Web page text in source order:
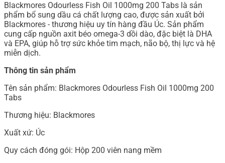
Blackmores Odourless Fish Oil 1000mg 200 Tabs là sản
phẩm bổ sung dầu cá chất lượng cao, được sản xuất bởi
Blackmores - thương hiệu uy tín hàng đầu Úc. Sản phẩm
cung cấp nguồn axit béo omega-3 dồi dào, đặc biệt là DHA
và EPA, giúp hỗ trợ sức khỏe tim mạch, não bộ, thị lực và hệ
miễn dịch.
Thông tin sản phẩm
Tên sản phẩm: Blackmores Odourless Fish Oil 1000mg 200
Tabs
Thương hiệu: Blackmores
Xuất xứ: Úc
Quy cách đóng gói: Hộp 200 viên nang mềm